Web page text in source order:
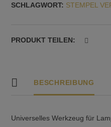
glatt
SCHLAGWORT: STEMPEL
PRODUKT TEILEN:
BESCHREIBUNG
Universelles Werkzeug für